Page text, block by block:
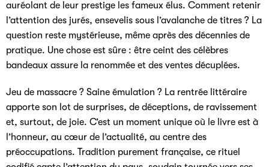
auréolant de leur prestige les fameux élus. Comment retenir
l’attention des jurés, ensevelis sous l’avalanche de titres ? La
question reste mystérieuse, même après des décennies de
pratique. Une chose est sûre : être ceint des célèbres
bandeaux assure la renommée et des ventes décuplées.
Jeu de massacre ? Saine émulation ? La rentrée littéraire
apporte son lot de surprises, de déceptions, de ravissement
et, surtout, de joie. C’est un moment unique où le livre est à
l’honneur, au cœur de l’actualité, au centre des
préoccupations. Tradition purement française, ce rituel